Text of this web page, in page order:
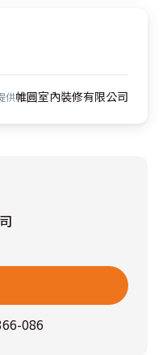
供帷圓室內裝修有限公司
086